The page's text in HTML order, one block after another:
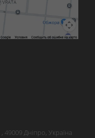
, 49009 Дніпро, Україна